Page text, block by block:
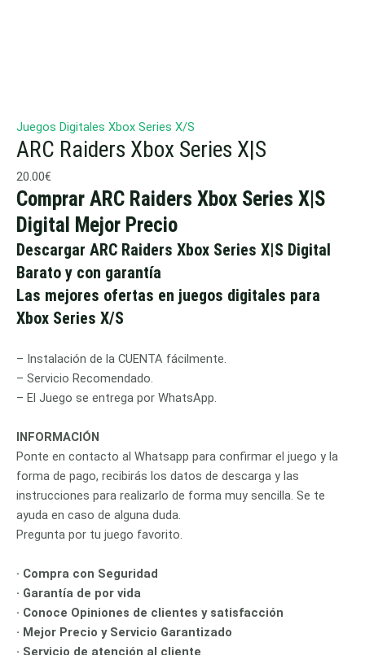
Juegos Digitales Xbox Series X/S
ARC Raiders Xbox Series X|S
20.00€
Comprar ARC Raiders Xbox Series X|S
Digital Mejor Precio
Descargar ARC Raiders Xbox Series X|S Digital
Barato y con garantía
Las mejores ofertas en juegos digitales para
Xbox Series X/S
– Instalación de la CUENTA fácilmente.
– Servicio Recomendado.
– El Juego se entrega por WhatsApp.
INFORMACIÓN
Ponte en contacto al Whatsapp para confirmar el juego y la
forma de pago, recibirás los datos de descarga y las
instrucciones para realizarlo de forma muy sencilla. Se te
ayuda en caso de alguna duda.
Pregunta por tu juego favorito.
· Compra con Seguridad
· Garantía de por vida
· Conoce Opiniones de clientes y satisfacción
· Mejor Precio y Servicio Garantizado
· Servicio de atención al cliente